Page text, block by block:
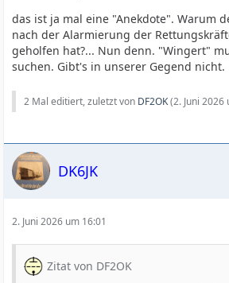
das ist ja mal eine "Anekdote". Warum
nach der Alarmierung der
geholfen hat?... Nun denn. "Wingert"
suchen. Gibt's in unserer Gegend nicht.
2 Mal editiert, zuletzt von DF2OK(2. Juni 2026
DK6JK
2. Juni 2026 um 16:01
Zitat von DF2OK